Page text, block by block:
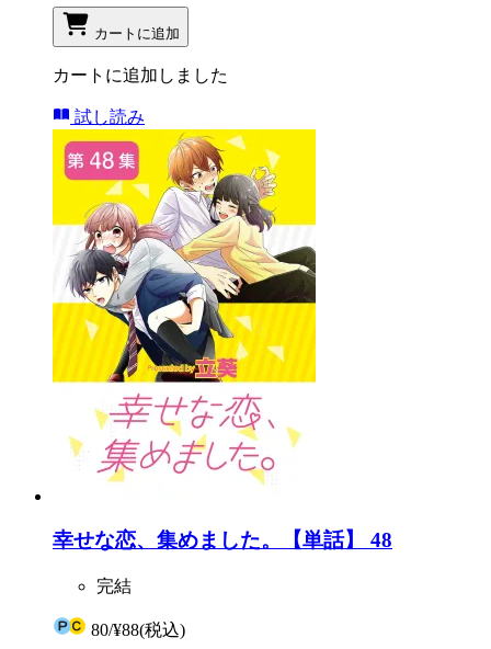
カートに追加
カートに追加しました
試し読み
幸せな恋、集めました。【単話】 48
完結
80/¥88(税込)